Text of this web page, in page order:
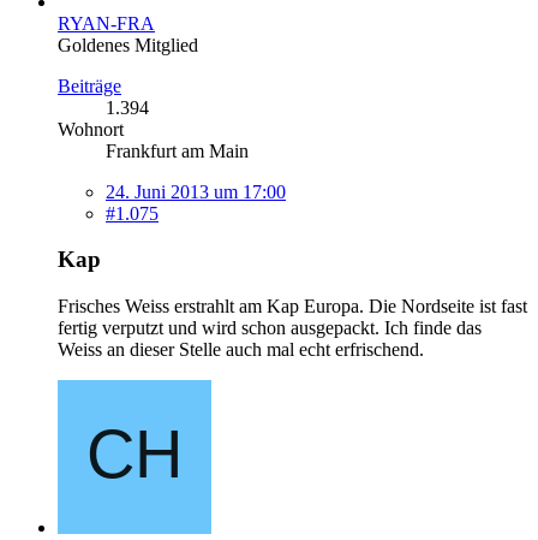
RYAN-FRA
Goldenes Mitglied
Beiträge
1.394
Wohnort
Frankfurt am Main
24. Juni 2013 um 17:00
#1.075
Kap
Frisches Weiss erstrahlt am Kap Europa. Die Nordseite ist fast
fertig verputzt und wird schon ausgepackt. Ich finde das
Weiss an dieser Stelle auch mal echt erfrischend.